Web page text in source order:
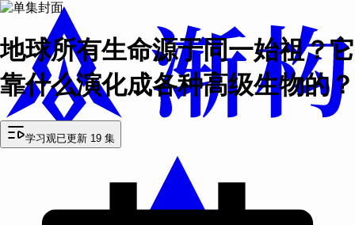
地球所有生命源于同一始祖？它
靠什么演化成各种高级生物的？
学习观已更新 19 集